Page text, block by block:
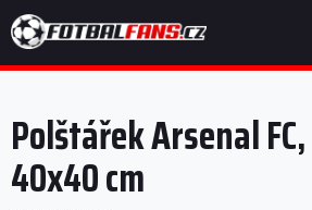
na
obsah
Polštářek Arsenal
40x40 cm